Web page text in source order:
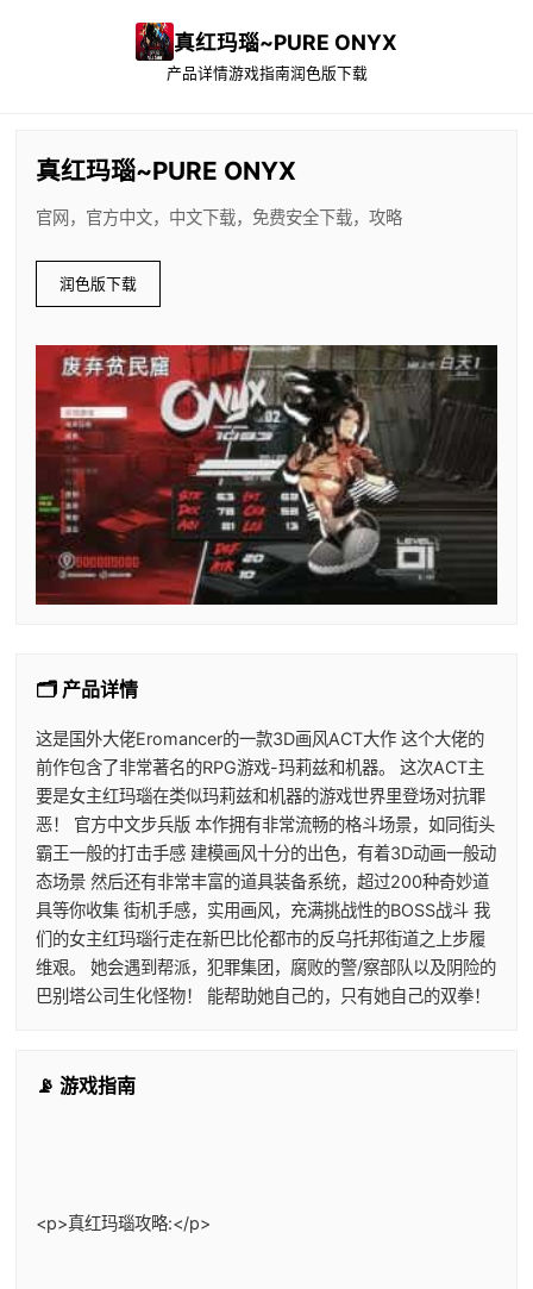
真红玛瑙~PURE ONYX
产品详情游戏指南润色版下载
真红玛瑙~PURE ONYX
官网，官方中文，中文下载，免费安全下载，攻略
润色版下载
🗂️ 产品详情
这是国外大佬Eromancer的一款3D画风ACT大作 这个大佬的
前作包含了非常著名的RPG游戏-玛莉兹和机器。 这次ACT主
要是女主红玛瑙在类似玛莉兹和机器的游戏世界里登场对抗罪
恶！ 官方中文步兵版 本作拥有非常流畅的格斗场景，如同街头
霸王一般的打击手感 建模画风十分的出色，有着3D动画一般动
态场景 然后还有非常丰富的道具装备系统，超过200种奇妙道
具等你收集 街机手感，实用画风，充满挑战性的BOSS战斗 我
们的女主红玛瑙行走在新巴比伦都市的反乌托邦街道之上步履
维艰。 她会遇到帮派，犯罪集团，腐败的警/察部队以及阴险的
巴别塔公司生化怪物！ 能帮助她自己的，只有她自己的双拳！
📡 游戏指南
<p>真红玛瑙攻略:</p>